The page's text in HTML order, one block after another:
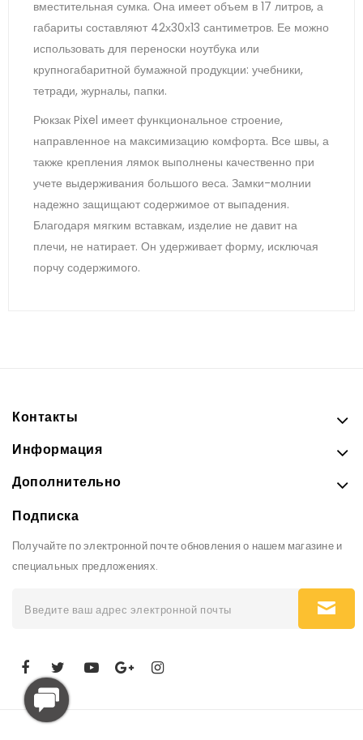
вместительная сумка. Она имеет объем в 17 литров, а
габариты составляют 42х30х13 сантиметров. Ее можно
использовать для переноски ноутбука или
крупногабаритной бумажной продукции: учебники,
тетради, журналы, папки.
Рюкзак Pixel имеет функциональное строение,
направленное на максимизацию комфорта. Все швы, а
также крепления лямок выполнены качественно при
учете выдерживания большого веса. Замки-молнии
надежно защищают содержимое от выпадения.
Благодаря мягким вставкам, изделие не давит на
плечи, не натирает. Он удерживает форму, исключая
порчу содержимого.
Контакты
Информация
Дополнительно
Подписка
Получайте по электронной почте обновления о нашем магазине и
специальных предложениях.